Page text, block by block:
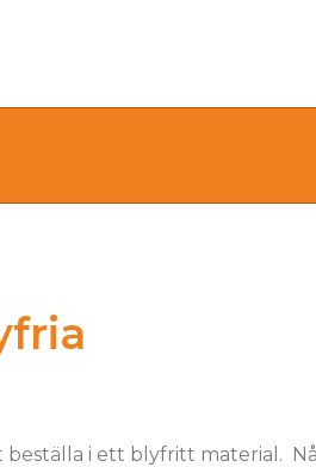
beställa i ett blyfritt material.